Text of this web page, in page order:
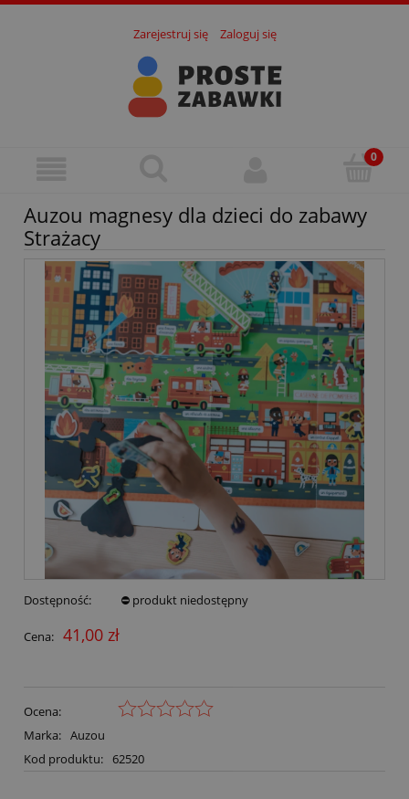
Zarejestruj się Zaloguj się
Auzou magnesy dla dzieci do zabawy
Strażacy
Dostępność: ⛔ produkt niedostępny
Cena: 41,00 zł
Ocena:
Marka: Auzou
Kod produktu: 62520